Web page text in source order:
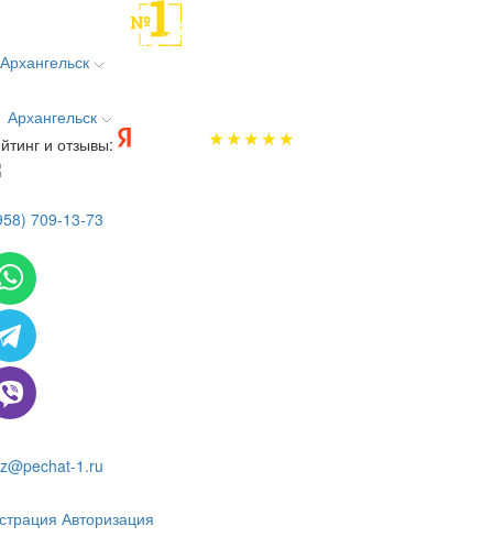
Архангельск
Архангельск
и отзывы:
709-13-73
1.ru
Авторизация